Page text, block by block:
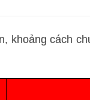
khoảng cách